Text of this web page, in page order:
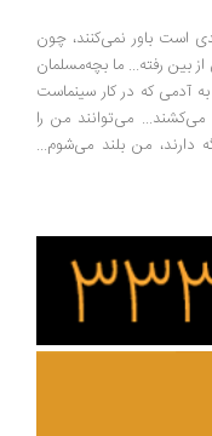
نمی‌کنند، چون
ما بچه‌مسلمان
در کار سینماست
می‌توانند من را
من بلند می‌شوم...